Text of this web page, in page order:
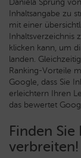
Daniela Sprung von
Inhaltsangabe zu
mit einer
Inhaltsverzeichnis
klicken kann, um
landen.
Ranking-Vorteile
Google, dass Sie
erleichtern Ihren
das bewertet
Finden
verbreiten!